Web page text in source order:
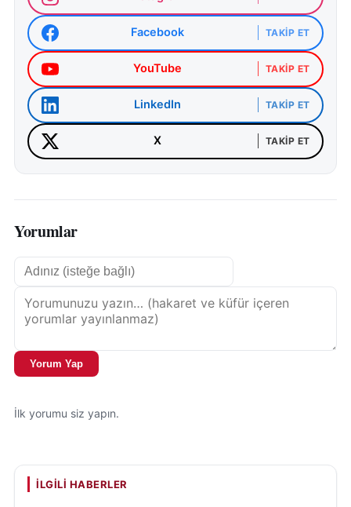
Facebook TAKIP ET
YouTube TAKIP ET
LinkedIn TAKIP ET
X TAKIP ET
Yorumlar
Yorum Yap
İlk yorumu siz yapın.
İLGILI HABERLER